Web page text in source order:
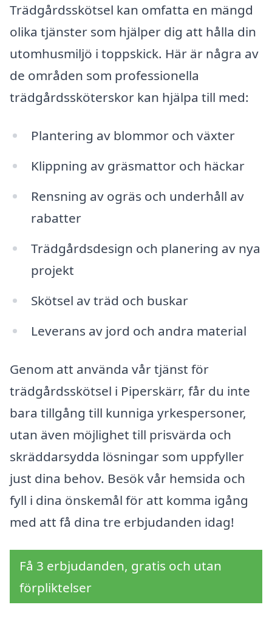
Trädgårdsskötsel kan omfatta en mängd
olika tjänster som hjälper dig att hålla din
utomhusmiljö i toppskick. Här är några av
de områden som professionella
trädgårdssköterskor kan hjälpa till med:
Plantering av blommor och växter
Klippning av gräsmattor och häckar
Rensning av ogräs och underhåll av
rabatter
Trädgårdsdesign och planering av nya
projekt
Skötsel av träd och buskar
Leverans av jord och andra material
Genom att använda vår tjänst för
trädgårdsskötsel i Piperskärr, får du inte
bara tillgång till kunniga yrkespersoner,
utan även möjlighet till prisvärda och
skräddarsydda lösningar som uppfyller
just dina behov. Besök vår hemsida och
fyll i dina önskemål för att komma igång
med att få dina tre erbjudanden idag!
Få 3 erbjudanden, gratis och utan
förpliktelser